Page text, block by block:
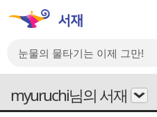
myuruchi님의 서재